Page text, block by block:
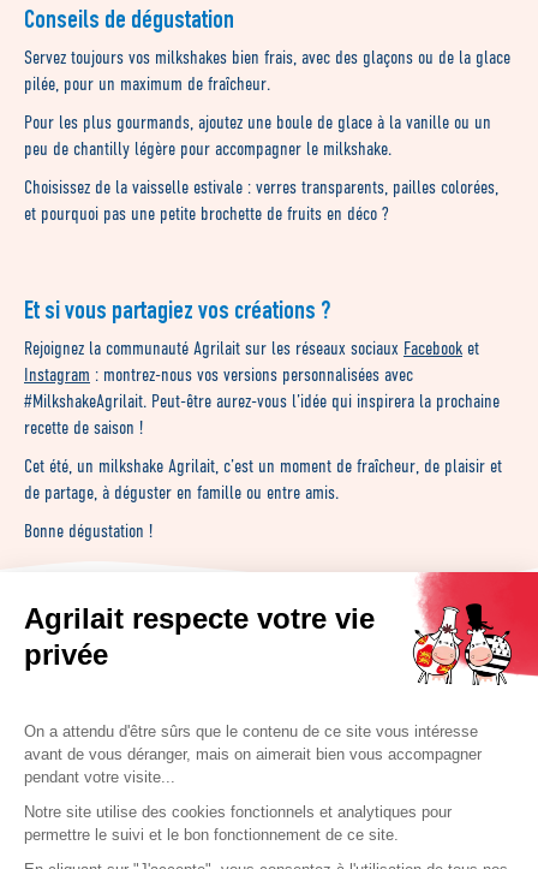
Agrilait respecte votre vie
privée
On a attendu d'être sûrs que le contenu de ce site vous intéresse
avant de vous déranger, mais on aimerait bien vous accompagner
pendant votre visite...
Notre site utilise des cookies fonctionnels et analytiques pour
permettre le suivi et le bon fonctionnement de ce site.
Conseils de dégustation
Servez toujours vos milkshakes bien frais, avec des glaçons ou de la glace
pilée, pour un maximum de fraîcheur.
Pour les plus gourmands, ajoutez une boule de glace à la vanille ou un
peu de chantilly légère pour accompagner le milkshake.
Choisissez de la vaisselle estivale : verres transparents, pailles colorées,
et pourquoi pas une petite brochette de fruits en déco ?
Et si vous partagiez vos créations ?
Rejoignez la communauté Agrilait sur les réseaux sociaux Facebook et
Instagram : montrez-nous vos versions personnalisées avec
#MilkshakeAgrilait. Peut-être aurez-vous l’idée qui inspirera la prochaine
recette de saison !
Cet été, un milkshake Agrilait, c’est un moment de fraîcheur, de plaisir et
de partage, à déguster en famille ou entre amis.
Bonne dégustation !
sociaux
Nos astuces
Foire aux questions